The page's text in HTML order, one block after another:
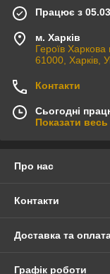
Працює з
м. Харків
Героїв
61000, Харків,
Контакти
Сьогодні
Показати
Про нас
Контакти
Доставка та
Графік роботи